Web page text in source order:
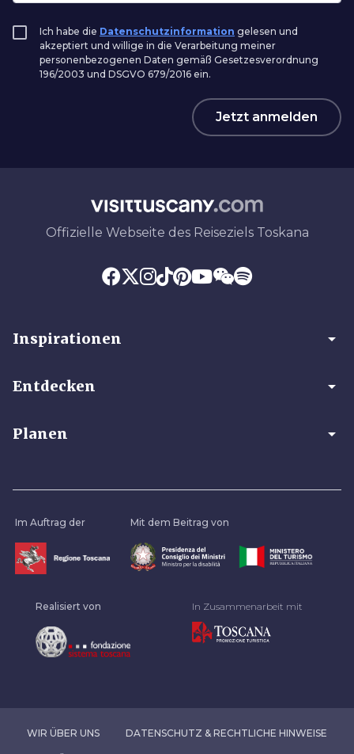
Ich habe die Datenschutzinformation gelesen und
akzeptiert und willige in die Verarbeitung meiner
personenbezogenen Daten gemäß Gesetzesverordnung
196/2003 und DSGVO 679/2016 ein.
Jetzt anmelden
Offizielle Webseite des Reiseziels Toskana
Inspirationen arrow_drop_down
Entdecken arrow_drop_down
Planen arrow_drop_down
Im Auftrag der Mit dem Beitrag von
Realisiert von In Zusammenarbeit mit
WIR ÜBER UNS DATENSCHUTZ & RECHTLICHE HINWEISE